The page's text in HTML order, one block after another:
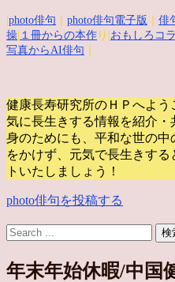
photo俳句 photo俳句電子版 俳
操 １冊からの本作 り| おもしろコ
写真からAI俳句
健康長寿研究所のＨＰへよ
気に長生きする情報を紹介・
身のためにも、平和な世の
をかけず、元気で長生きす
トいたしましょう！
photo俳句を投稿する
年末年始休暇/中国